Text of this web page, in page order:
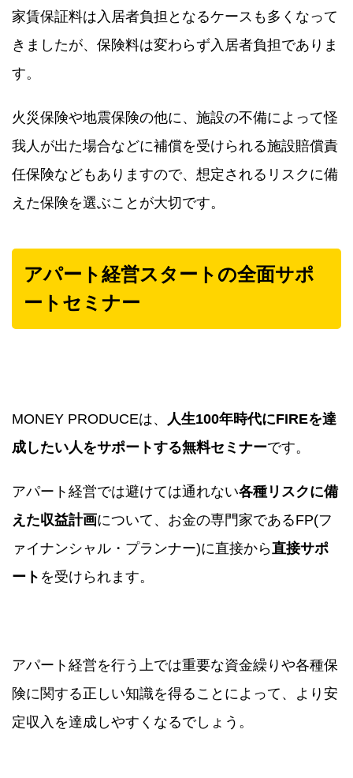
家賃保証料は入居者負担となるケースも多くなって
きましたが、保険料は変わらず入居者負担でありま
す。
火災保険や地震保険の他に、施設の不備によって怪
我人が出た場合などに補償を受けられる施設賠償責
任保険などもありますので、想定されるリスクに備
えた保険を選ぶことが大切です。
アパート経営スタートの全面サポ
ートセミナー
MONEY PRODUCEは、 人生100年時代にFIREを達
成したい人をサポートする無料セミナーです。
アパート経営では避けては通れない各種リスクに備
えた収益計画について、お金の専門家であるFP(フ
ァイナンシャル・プランナー)に直接から直接サポ
ート を受けられます。
アパート経営を行う上では重要な資金繰りや各種保
険に関する正しい知識を得ることによって、より安
定収入を達成しやすくなるでしょう。